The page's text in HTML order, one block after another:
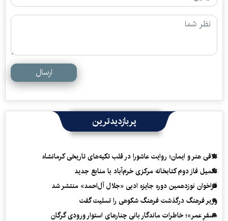
ارسال
پربازدیدترین
تلاقی هنر و ایمان؛ روایت عاشورا در قلب تکیه‌های تاریخی کرمانشاه
تکمیل فاز دوم کتابخانه مرکزی خرم‌آباد با منابع جدید
فراخوان نوزدهمین دوره جایزه ادبی «جلال آل‌احمد» منتشر شد
وزیر فرهنگ درگذشت فرهنگ شکوهی را تسلیت گفت
«سفرِ عمر»؛ خاطرات ماندگار بانی چنارهای استوار ورودی گرگان